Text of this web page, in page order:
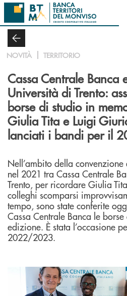
Salta al contenuto principale
NOVITÀ TERRITORIO
Cassa Centrale Banca
Università di Trento:
borse di studio in
Giulia Tita e Luigi
lanciati i bandi per il
Nell’ambito della
nel 2021 tra Cassa Centrale
Trento, per ricordare Giulia
colleghi scomparsi
tempo, sono state conferite
Cassa Centrale Banca le
edizione. È stata l’occasione
2022/2023.